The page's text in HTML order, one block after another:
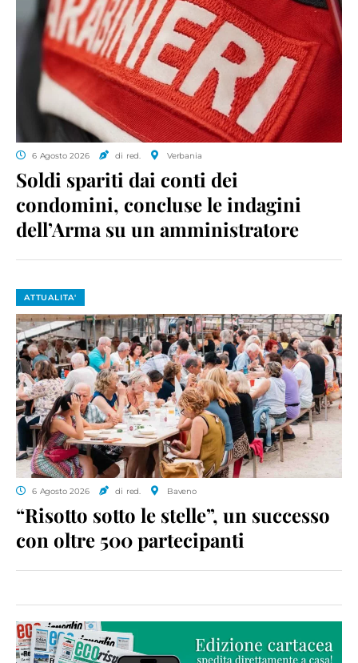
6 Agosto 2026 di red. Verbania
Soldi spariti dai conti dei
condomini, concluse le indagini
dell’Arma su un amministratore
ATTUALITA'
6 Agosto 2026 di red. Baveno
“Risotto sotto le stelle”, un successo
con oltre 500 partecipanti